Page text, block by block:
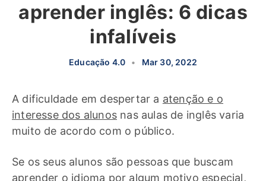
aprender inglês: 6 dicas
infalíveis
Educação 4.0 • Mar 30, 2022
A dificuldade em despertar a atenção e o
interesse dos alunos nas aulas de inglês varia
muito de acordo com o público.
Se os seus alunos são pessoas que buscam
aprender o idioma por algum motivo especial,